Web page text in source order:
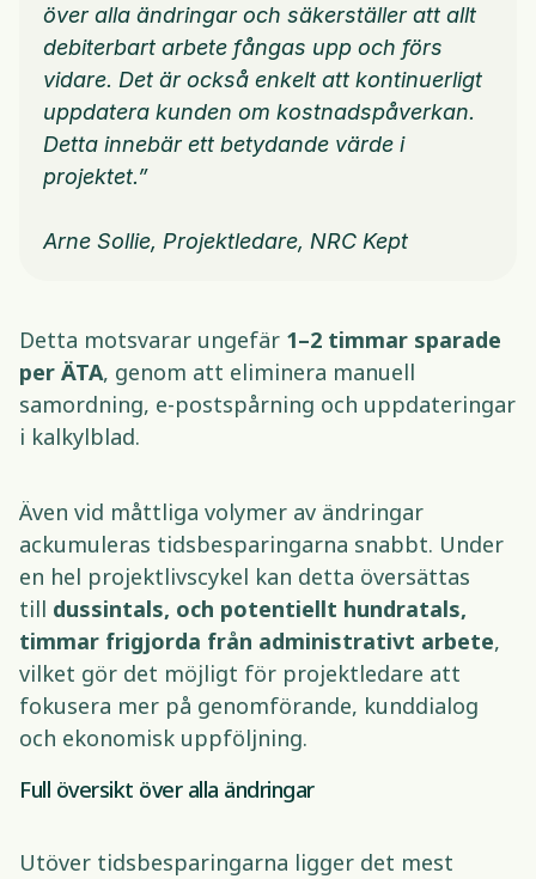
över alla ändringar och säkerställer att allt
debiterbart arbete fångas upp och förs
vidare. Det är också enkelt att kontinuerligt
uppdatera kunden om kostnadspåverkan.
Detta innebär ett betydande värde i
projektet.”
Arne Sollie, Projektledare, NRC Kept
Detta motsvarar ungefär 1–2 timmar sparade
per ÄTA, genom att eliminera manuell
samordning, e-postspårning och uppdateringar
i kalkylblad.
Även vid måttliga volymer av ändringar
ackumuleras tidsbesparingarna snabbt. Under
en hel projektlivscykel kan detta översättas
till dussintals, och potentiellt hundratals,
timmar frigjorda från administrativt arbete,
vilket gör det möjligt för projektledare att
fokusera mer på genomförande, kunddialog
och ekonomisk uppföljning.
Full översikt över alla ändringar
Utöver tidsbesparingarna ligger det mest